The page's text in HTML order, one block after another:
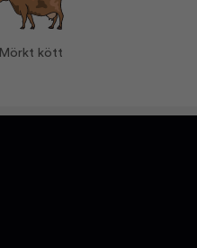
13,50
Skruvlock
Tempranillo 80%
Mörkt kött